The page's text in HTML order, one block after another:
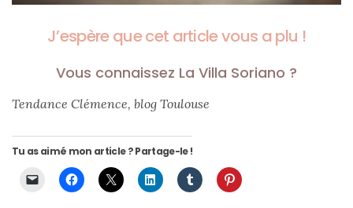
J’espère que cet article vous a plu !
Vous connaissez La Villa Soriano ?
Tendance Clémence, blog Toulouse
Tu as aimé mon article ? Partage-le !